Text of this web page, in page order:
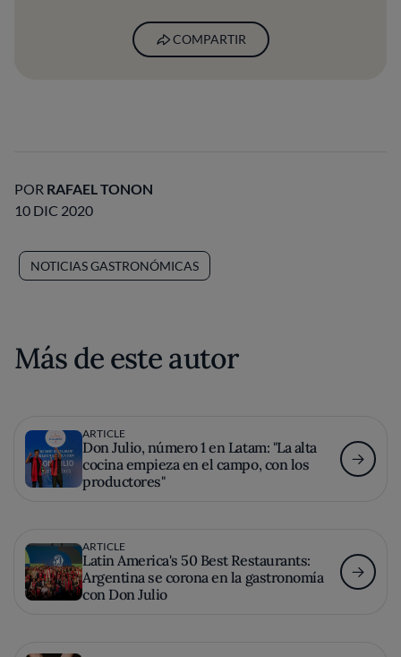
COMPARTIR
POR RAFAEL TONON
10 DIC 2020
NOTICIAS GASTRONÓMICAS
Más de este autor
ARTICLE
Don Julio, número 1 en Latam: "La alta
cocina empieza en el campo, con los
productores"
ARTICLE
Latin America's 50 Best Restaurants:
Argentina se corona en la gastronomía
con Don Julio